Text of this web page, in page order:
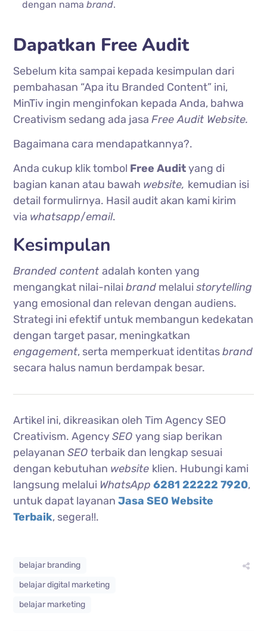
dengan namabrand.
Dapatkan Free Audit
Sebelum kita sampai kepada kesimpulan dari
pembahasan “Apa itu Branded Content” ini,
MinTiv ingin menginfokan kepada Anda, bahwa
Creativism sedang ada jasaFree Audit Website.
Bagaimana cara mendapatkannya?.
Anda cukup klik tombol Free Audityang di
bagian kanan atau bawah website, kemudian isi
detail formulirnya. Hasil audit akan kami kirim
via whatsapp/email.
Kesimpulan
Branded contentadalah konten yang
mengangkat nilai-nilaibrand melaluistorytelling
yang emosional dan relevan dengan audiens.
Strategi ini efektif untuk membangun kedekatan
dengan target pasar, meningkatkan
engagement, serta memperkuat identitasbrand
secara halus namun berdampak besar.
Artikel ini, dikreasikan oleh Tim Agency SEO
Creativism. AgencySEOyang siap berikan
pelayananSEOterbaik dan lengkap sesuai
dengan kebutuhan website klien. Hubungi kami
langsung melalui WhatsApp 6281 22222 7920,
untuk dapat layananJasa SEO Website
Terbaik, segera!!.
belajar branding
belajar digital marketing
belajar marketing